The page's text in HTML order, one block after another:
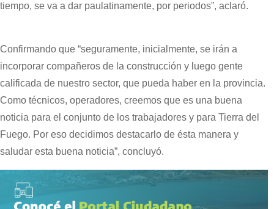
tiempo, se va a dar paulatinamente, por periodos”, aclaró.
Confirmando que “seguramente, inicialmente, se irán a
incorporar compañeros de la construcción y luego gente
calificada de nuestro sector, que pueda haber en la provincia.
Como técnicos, operadores, creemos que es una buena
noticia para el conjunto de los trabajadores y para Tierra del
Fuego. Por eso decidimos destacarlo de ésta manera y
saludar esta buena noticia”, concluyó.